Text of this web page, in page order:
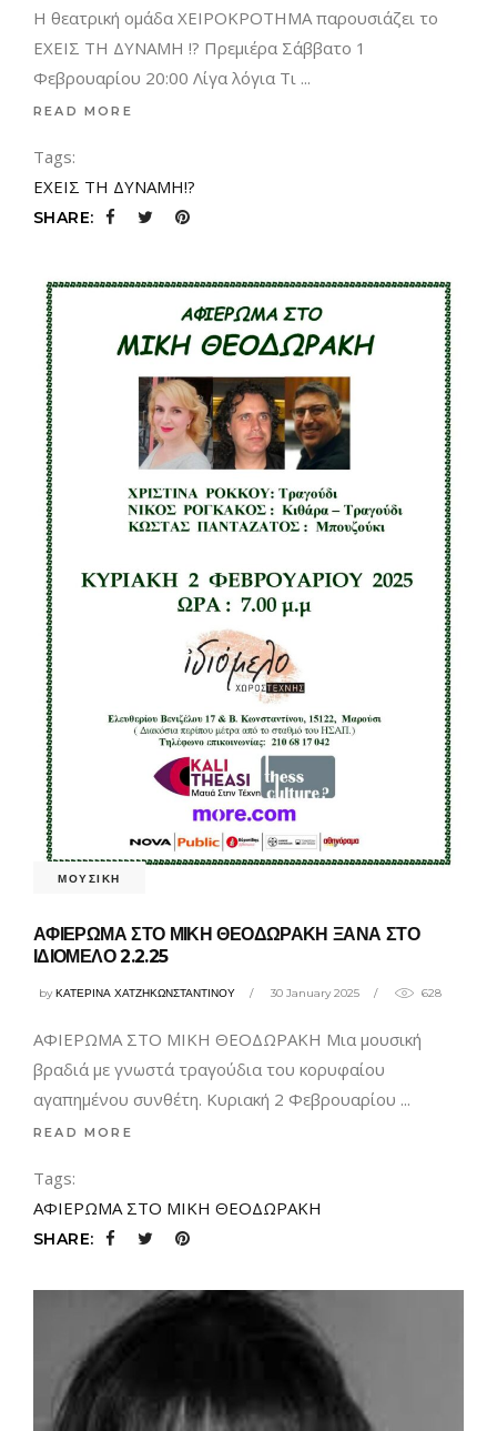
Η θεατρική ομάδα ΧΕΙΡΟΚΡΟΤΗΜΑ παρουσιάζει τo
ΕΧΕΙΣ ΤΗ ΔΥΝΑΜΗ !? Πρεμιέρα Σάββατο 1
Φεβρουαρίου 20:00 Λίγα λόγια Τι
READ MORE
Tags:
ΕΧΕΙΣ ΤΗ ΔΥΝΑΜΗ!?
SHARE:
ΜΟΥΣΙΚΗ
ΑΦΙΕΡΩΜΑ ΣΤΟ ΜΙΚΗ ΘΕΟΔΩΡΑΚΗ ΞΑΝΑ ΣΤΟ
ΙΔΙΟΜΕΛΟ 2.2.25
byΚΑΤΕΡΙΝΑ ΧΑΤΖΗΚΩΝΣΤΑΝΤΙΝΟΥ 30 January 2025 628
ΑΦΙΕΡΩΜΑ ΣΤΟ ΜΙΚΗ ΘΕΟΔΩΡΑΚΗ Μια μουσική
βραδιά με γνωστά τραγούδια του κορυφαίου
αγαπημένου συνθέτη. Κυριακή 2 Φεβρουαρίου
READ MORE
Tags:
ΑΦΙΕΡΩΜΑ ΣΤΟ ΜΙΚΗ ΘΕΟΔΩΡΑΚΗ
SHARE: